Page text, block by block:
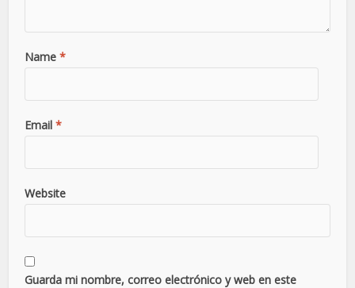
Name *
Email *
Website
Guarda mi nombre, correo electrónico y web en este